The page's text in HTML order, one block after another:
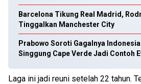
Barcelona Tikung Real Madrid,
Tinggalkan Manchester City
Prabowo Soroti Gagalnya
Singgung Cape Verde Jadi Contoh
Laga ini jadi reuni setelah 22 tahun.